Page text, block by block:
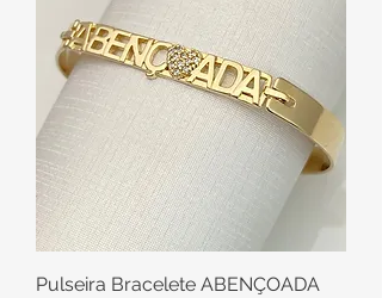
Pulseira Bracelete ABENÇOADA